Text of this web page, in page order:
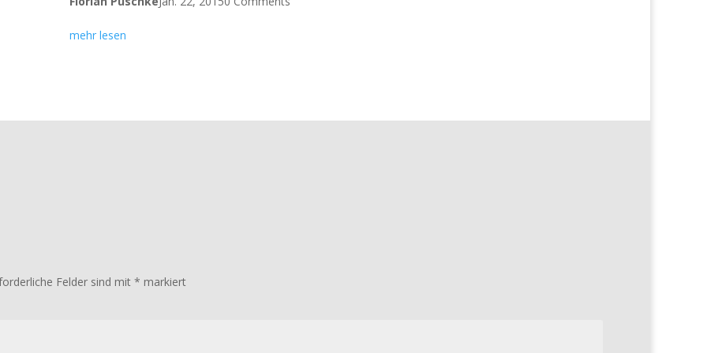
mehr lesen
Felder sind mit * markiert